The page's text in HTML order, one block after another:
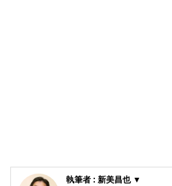
執筆者 : 新美昌也 ▼